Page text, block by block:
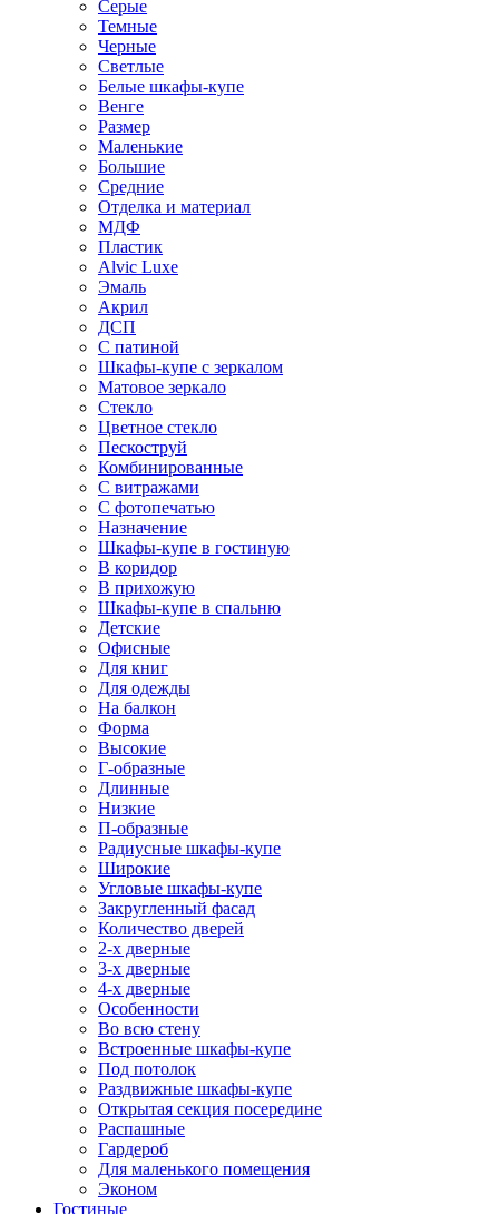
Серые
Темные
Черные
Светлые
Белые шкафы-купе
Венге
Размер
Маленькие
Большие
Средние
Отделка и материал
МДФ
Пластик
Alvic Luxe
Эмаль
Акрил
ДСП
С патиной
Шкафы-купе с зеркалом
Матовое зеркало
Стекло
Цветное стекло
Пескоструй
Комбинированные
С витражами
С фотопечатью
Назначение
Шкафы-купе в гостиную
В коридор
В прихожую
Шкафы-купе в спальню
Детские
Офисные
Для книг
Для одежды
На балкон
Форма
Высокие
Г-образные
Длинные
Низкие
П-образные
Радиусные шкафы-купе
Широкие
Угловые шкафы-купе
Закругленный фасад
Количество дверей
2-х дверные
3-х дверные
4-х дверные
Особенности
Во всю стену
Встроенные шкафы-купе
Под потолок
Раздвижные шкафы-купе
Открытая секция посередине
Распашные
Гардероб
Для маленького помещения
Эконом
Гостиные